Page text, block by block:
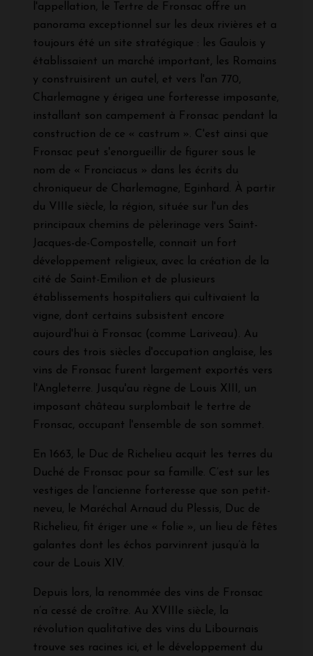
l'appellation, le Tertre de Fronsac offre un
panorama exceptionnel sur les deux rivières et a
toujours été un site stratégique : les Gaulois y
établissaient un marché important, les Romains
y construisirent un autel, et vers l'an 770,
Charlemagne y érigea une forteresse imposante,
installant son campement à Fronsac pendant la
construction de ce « castrum ». C'est ainsi que
Fronsac peut s'enorgueillir de figurer sous le
nom de « Fronciacus » dans les écrits du
chroniqueur de Charlemagne, Eginhard. À partir
du VIIIe siècle, la région, située sur l'un des
principaux chemins de pèlerinage vers Saint-
Jacques-de-Compostelle, connait un fort
développement religieux, avec la création de la
cité de Saint-Emilion et de plusieurs
établissements hospitaliers qui cultivaient la
vigne, dont certains subsistent encore
aujourd'hui à Fronsac (comme Lariveau). Au
cours des trois siècles d'occupation anglaise, les
vins de Fronsac furent largement exportés vers
l'Angleterre. Jusqu'au règne de Louis XIII, un
imposant château surplombait le tertre de
Fronsac, occupant l'ensemble de son sommet.
En 1663, le Duc de Richelieu acquit les terres du
Duché de Fronsac pour sa famille. C’est sur les
vestiges de l’ancienne forteresse que son petit-
neveu, le Maréchal Arnaud du Plessis, Duc de
Richelieu, fit ériger une « folie », un lieu de fêtes
galantes dont les échos parvinrent jusqu’à la
cour de Louis XIV.
Depuis lors, la renommée des vins de Fronsac
n’a cessé de croître. Au XVIIIe siècle, la
révolution qualitative des vins du Libournais
trouve ses racines ici, et le développement du